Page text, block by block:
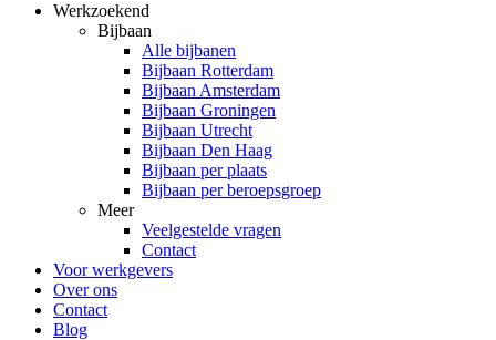
Werkzoekend
Bijbaan
Alle bijbanen
Bijbaan Rotterdam
Bijbaan Amsterdam
Bijbaan Groningen
Bijbaan Utrecht
Bijbaan Den Haag
Bijbaan per plaats
Bijbaan per beroepsgroep
Meer
Veelgestelde vragen
Contact
Voor werkgevers
Over ons
Contact
Blog